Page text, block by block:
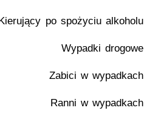
po spożyciu alkoholu
Wypadki drogowe
Zabici w wypadkach
Ranni w wypadkach